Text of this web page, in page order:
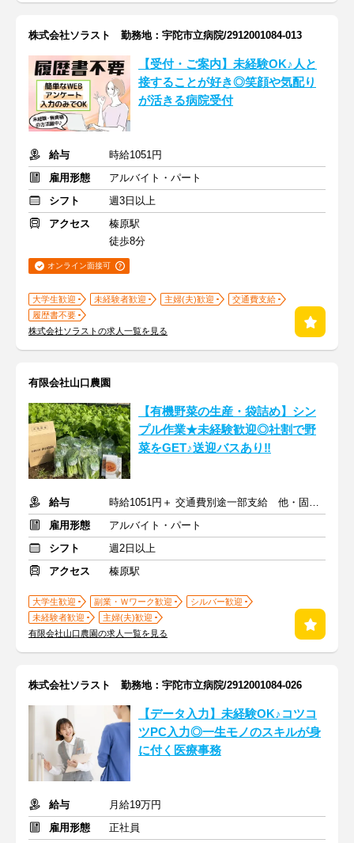
株式会社ソラスト 勤務地：宇陀市立病院/2912001084-013
【受付・ご案内】未経験OK♪人と
接することが好き◎笑顔や気配り
が活きる病院受付
給与
時給1051円
雇用形態
アルバイト・パート
シフト
週3日以上
アクセス
榛原駅
徒歩8分
オンライン面接可
大学生歓迎 未経験者歓迎 主婦(夫)歓迎
交通費支給
履歴書不要
株式会社ソラストの求人一覧を見る
有限会社山口農園
【有機野菜の生産・袋詰め】シン
プル作業★未経験歓迎◎社割で野
菜をGET♪送迎バスあり‼
給与
時給1051円＋ 交通費別途一部支給 他・固定給
雇用形態
アルバイト・パート
シフト
週2日以上
アクセス
榛原駅
大学生歓迎 副業・Ｗワーク歓迎
シルバー歓迎
未経験者歓迎
主婦(夫)歓迎
有限会社山口農園の求人一覧を見る
株式会社ソラスト 勤務地：宇陀市立病院/2912001084-026
【データ入力】未経験OK♪コツコ
ツPC入力◎一生モノのスキルが身
に付く医療事務
給与
月給19万円
雇用形態
正社員